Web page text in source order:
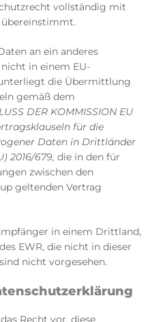
vollständig mit
an ein anderes
in einem EU-
die Übermittlung
gemäß dem
DER KOMMISSION EU
für die
Daten in Drittländer
2016/679, die in den für
zwischen den
geltenden Vertrag
in einem Drittland,
EWR, die nicht in dieser
nicht vorgesehen.
Recht vor, diese